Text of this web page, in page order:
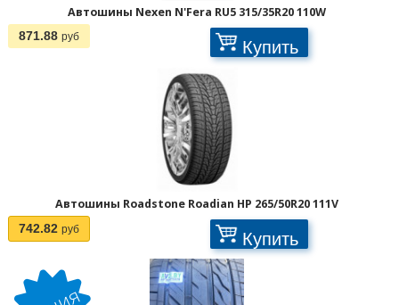
Автошины Nexen N'Fera RU5 315/35R20 110W
871.88 руб Купить
Автошины Roadstone Roadian HP 265/50R20 111V
742.82 руб Купить